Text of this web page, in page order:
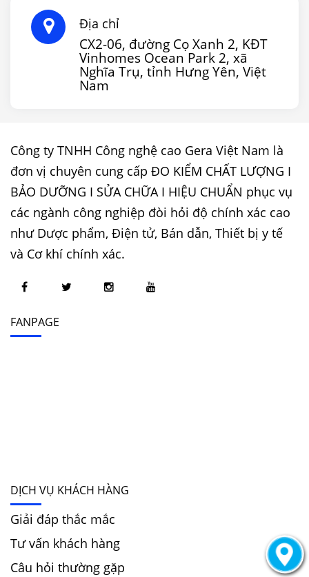
Địa chỉ
CX2-06, đường Cọ Xanh 2, KĐT
Vinhomes Ocean Park 2, xã
Nghĩa Trụ, tỉnh Hưng Yên, Việt
Nam
Công ty TNHH Công nghệ cao Gera Việt Nam là
đơn vị chuyên cung cấp ĐO KIỂM CHẤT LƯỢNG I
BẢO DƯỠNG I SỬA CHỮA I HIỆU CHUẨN phục vụ
các ngành công nghiệp đòi hỏi độ chính xác cao
như Dược phẩm, Điện tử, Bán dẫn, Thiết bị y tế
và Cơ khí chính xác.
FANPAGE
DỊCH VỤ KHÁCH HÀNG
Giải đáp thắc mắc
Tư vấn khách hàng
Câu hỏi thường gặp